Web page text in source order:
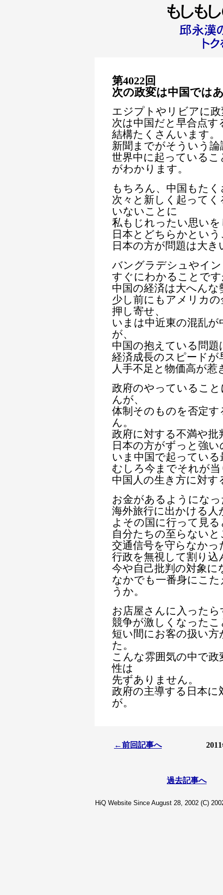
第4022回
次の政変は中国では
エジプトやリビアに
次は中国だと早合点
結構たくさんいます。
新聞までがそういう
世界中に起っている
がわかります。
もちろん、中国もた
次々と新しく起って
いないことに
私もじれったい思い
日本とどちらかとい
日本の方が問題は大
バングラデシュやイ
すぐにわかることで
中国の経済は大へん
少し前にもアメリカ
押し寄せ、
いまは中近東の混乱
が、
中国の抱えている問題
経済成長のスピード
人手不足と物価高が
政府のやっているこ
んが、
体制そのものを否定
ん。
政府に対する不満や批
日本の方がずっと強
いま中国で起っている
むしろ今までそれが
中国人の生き方に対す
お金があるようにな
海外旅行に出かける
よその国に行って見る
自分たちの至らない
交通信号を守らなかっ
行政を無視して割り込
今や自己批判の対象に
なかでも一番身にこ
うか。
お店屋さんに入った
競争が激しくなった
短い間にお客の扱い
た。
こんな雰囲気の中で
性は
先ずありません。
政府の主導する日本
が。
←前回記事へ
過去記事へ
HiQ Website Since August 28, 2002 (C)